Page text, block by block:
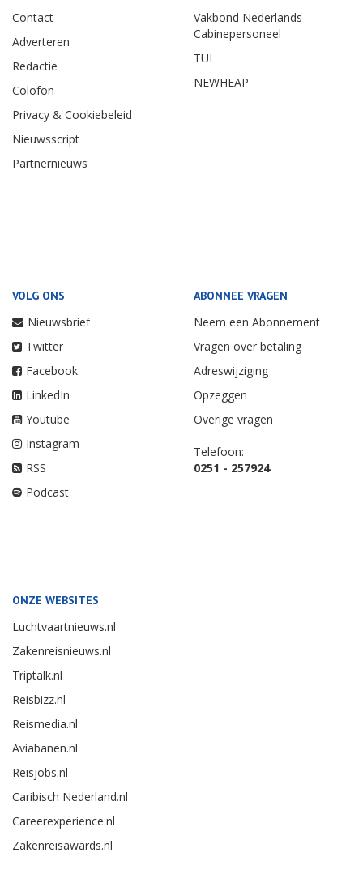
Contact
Adverteren
Redactie
Colofon
Privacy & Cookiebeleid
Nieuwsscript
Partnernieuws
Vakbond Nederlands
Cabinepersoneel
TUI
NEWHEAP
VOLG ONS
Nieuwsbrief
Twitter
Facebook
LinkedIn
Youtube
Instagram
RSS
Podcast
ABONNEE VRAGEN
Neem een Abonnement
Vragen over betaling
Adreswijziging
Opzeggen
Overige vragen
Telefoon:
0251 - 257924
ONZE WEBSITES
Luchtvaartnieuws.nl
Zakenreisnieuws.nl
Triptalk.nl
Reisbizz.nl
Reismedia.nl
Aviabanen.nl
Reisjobs.nl
Caribisch Nederland.nl
Careerexperience.nl
Zakenreisawards.nl